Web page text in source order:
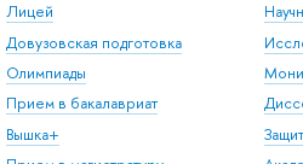
Лицей
Довузовская подготовка
Олимпиады
Прием в бакалавриат
Вышка+